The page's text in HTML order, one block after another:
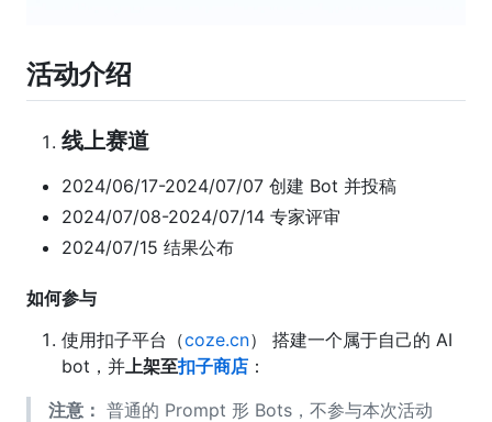
活动介绍
线上赛道
2024/06/17-2024/07/07 创建 Bot 并投稿
2024/07/08-2024/07/14 专家评审
2024/07/15 结果公布
如何参与
使用扣子平台（coze.cn） 搭建一个属于自己的 AI
bot，并 上架至扣子商店 ：
注意： 普通的 Prompt 形 Bots，不参与本次活动